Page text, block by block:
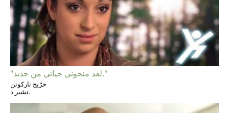
"لقد منحوني حياتي من جديد."
خرّيج ناركونن
تشير د.